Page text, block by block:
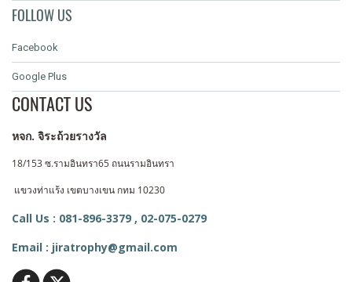
FOLLOW US
Facebook
Google Plus
CONTACT US
หจก. จิระถ้วยรางวัล
18/153 ซ.รามอินทรา65 ถนนรามอินทรา
แขวงท่าแร้ง เขตบางเขน กทม 10230
Call Us : 081-896-3379 , 02-075-0279
Email : jiratrophy@gmail.com